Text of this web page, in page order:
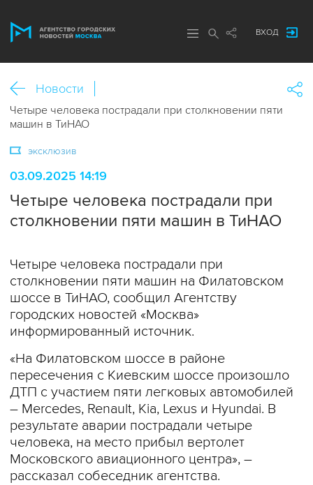
ВХОД
Новости
Четыре человека пострадали при столкновении пяти
машин в ТиНАО
эксклюзив
03.09.2025 14:19
Четыре человека пострадали при
столкновении пяти машин в ТиНАО
Четыре человека пострадали при
столкновении пяти машин на Филатовском
шоссе в ТиНАО, сообщил Агентству
городских новостей «Москва»
информированный источник.
«На Филатовском шоссе в районе
пересечения с Киевским шоссе произошло
ДТП с участием пяти легковых автомобилей
– Mercedes, Renault, Kia, Lexus и Hyundai. В
результате аварии пострадали четыре
человека, на место прибыл вертолет
Московского авиационного центра», –
рассказал собеседник агентства.